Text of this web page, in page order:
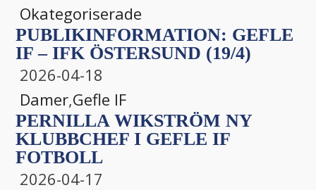
Okategoriserade
PUBLIKINFORMATION: GEFLE
IF – IFK ÖSTERSUND (19/4)
2026-04-18
Damer,Gefle IF
PERNILLA WIKSTRÖM NY
KLUBBCHEF I GEFLE IF
FOTBOLL
2026-04-17